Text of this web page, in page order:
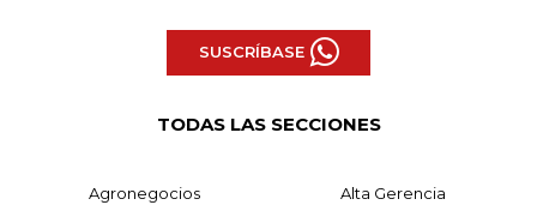
SUSCRÍBASE
TODAS LAS SECCIONES
Agronegocios Alta Gerencia